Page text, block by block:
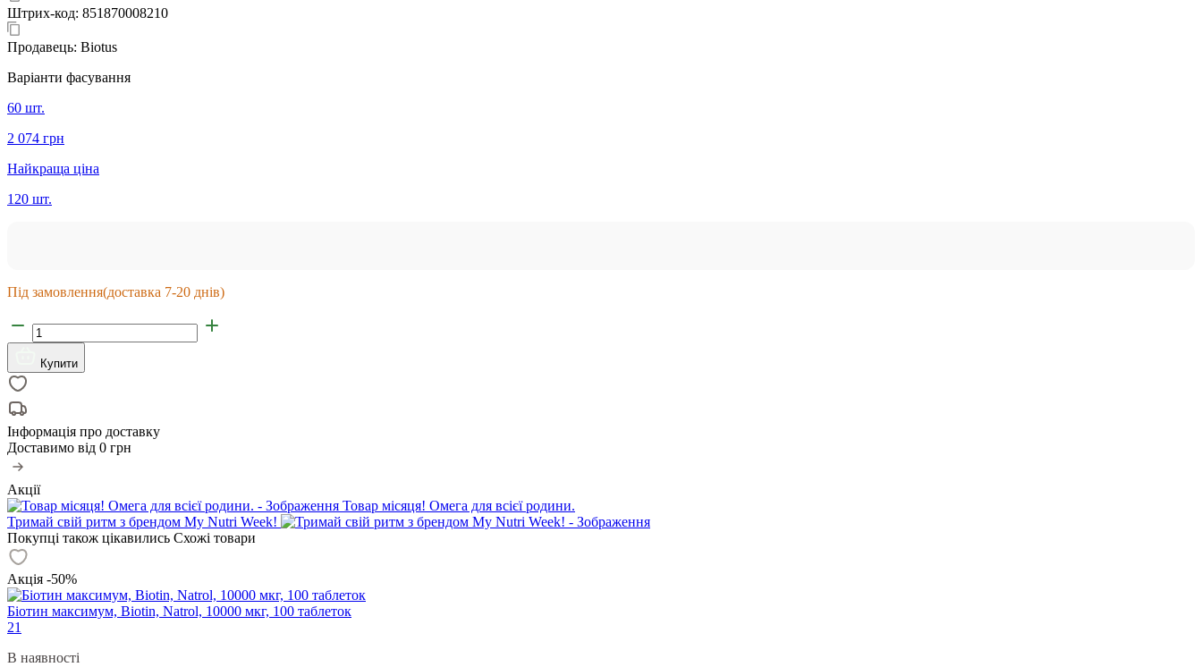
Штрих-код: 851870008210
Продавець: Biotus
Варіанти фасування
60 шт.
2 074 грн
Найкраща ціна
120 шт.
Під замовлення(доставка 7-20 днів)
Купити
Інформація про доставку
Доставимо від 0 грн
Акції
Товар місяця! Омега для всієї родини.
Тримай свій ритм з брендом My Nutri Week!
Покупці також цікавились Схожі товари
Акція -50%
Біотин максимум, Biotin, Natrol, 10000 мкг, 100 таблеток
21
В наявності